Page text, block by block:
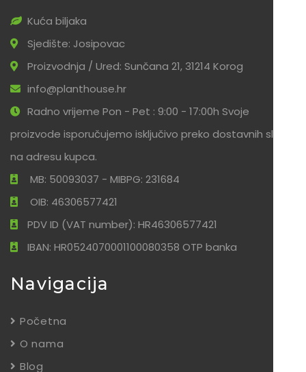
Kuća biljaka
Sjedište: Josipovac
Proizvodnja / Ured: Sunčana 21, 31214 Korog
info@planthouse.hr
Radno vrijeme Pon - Pet : 9:00 - 17:00h Svoje
proizvode isporučujemo isključivo preko dostavnih službi
na adresu kupca.
MB: 50093037 - MIBPG: 231684
OIB: 46306577421
PDV ID (VAT number): HR46306577421
IBAN: HR0524070001100080358 OTP banka
Navigacija
Početna
O nama
Blog